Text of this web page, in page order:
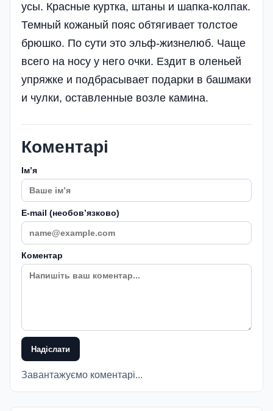
усы. Красные куртка, штаны и шапка-колпак.
Темный кожаный пояс обтягивает толстое
брюшко. По сути это эльф-жизнелюб. Чаще
всего на носу у него очки. Ездит в оленьей
упряжке и подбрасывает подарки в башмаки
и чулки, оставленные возле камина.
Коментарі
Імʼя
E-mail (необовʼязково)
Коментар
Надіслати
Завантажуємо коментарі...